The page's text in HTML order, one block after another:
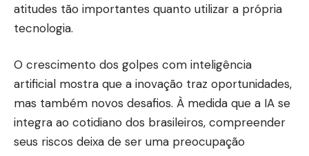
atitudes tão importantes quanto utilizar a própria
tecnologia.
O crescimento dos golpes com inteligência
artificial mostra que a inovação traz oportunidades,
mas também novos desafios. À medida que a IA se
integra ao cotidiano dos brasileiros, compreender
seus riscos deixa de ser uma preocupação